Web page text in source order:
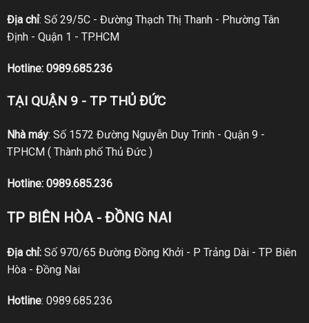
Địa chỉ: Số 29/5C - Đường Thạch Thị Thanh - Phường Tân
Định - Quận 1 - TP.HCM
Hotline: 0989.685.236
TẠI QUẬN 9 - TP THỦ ĐỨC
Nhà máy: Số 1572 Đường Nguyễn Duy Trinh - Quận 9 -
TPHCM ( Thành phố Thủ Đức )
Hotline: 0989.685.236
TP BIÊN HÒA - ĐỒNG NAI
Địa chỉ:Số 970/65 Đường Đồng Khởi - P Trảng Dài - TP Biên
Hòa - Đồng Nai
Hotline: 0989.685.236